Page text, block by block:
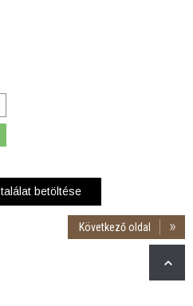
találat betöltése
Következő oldal